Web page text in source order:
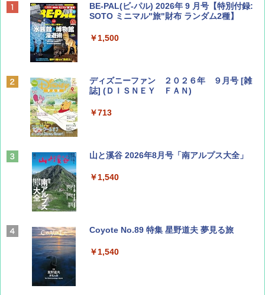
BE-PAL(ビ-パル) 2026年 9 月号【特別付録:
SOTO ミニマル"旅"財布 ランダム2種】
￥1,500
ディズニーファン ２０２６年 ９月号 [雑
誌] (ＤＩＳＮＥＹ ＦＡＮ)
￥713
山と溪谷 2026年8月号「南アルプス大全」
￥1,540
Coyote No.89 特集 星野道夫 夢見る旅
￥1,540